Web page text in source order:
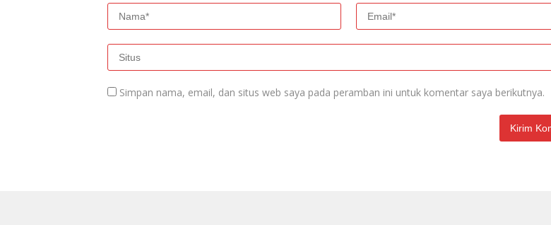
Simpan nama, email, dan situs web saya pada peramban ini untuk komentar saya berikutnya.